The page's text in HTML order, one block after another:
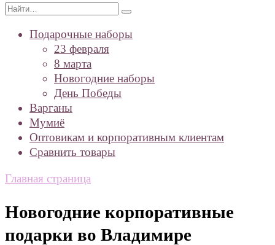
Search
Подарочные наборы
23 февраля
8 марта
Новогодние наборы
День Победы
Варганы
Мумиё
Оптовикам и корпоративным клиентам
Сравнить товары
Главная страница
Новогодние корпоративные
подарки во Владимире